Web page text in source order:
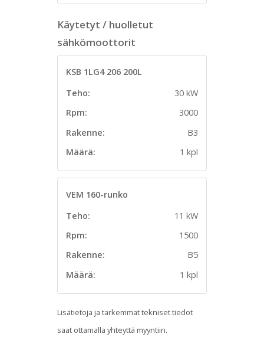
Käytetyt / huolletut
sähkömoottorit
KSB 1LG4 206 200L
Teho:
30 kW
Rpm:
3000
Rakenne:
B3
Määrä:
1 kpl
VEM 160-runko
Teho:
11 kW
Rpm:
1500
Rakenne:
B5
Määrä:
1 kpl
Lisätietoja ja tarkemmat tekniset tiedot
saat ottamalla yhteyttä myyntiin.